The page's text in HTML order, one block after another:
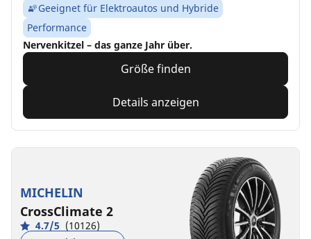
Geeignet für Elektroautos und Hybride
Performance
Nervenkitzel – das ganze Jahr über.
Größe finden
Details anzeigen
MICHELIN
CrossClimate 2
4.7/5 (10126)